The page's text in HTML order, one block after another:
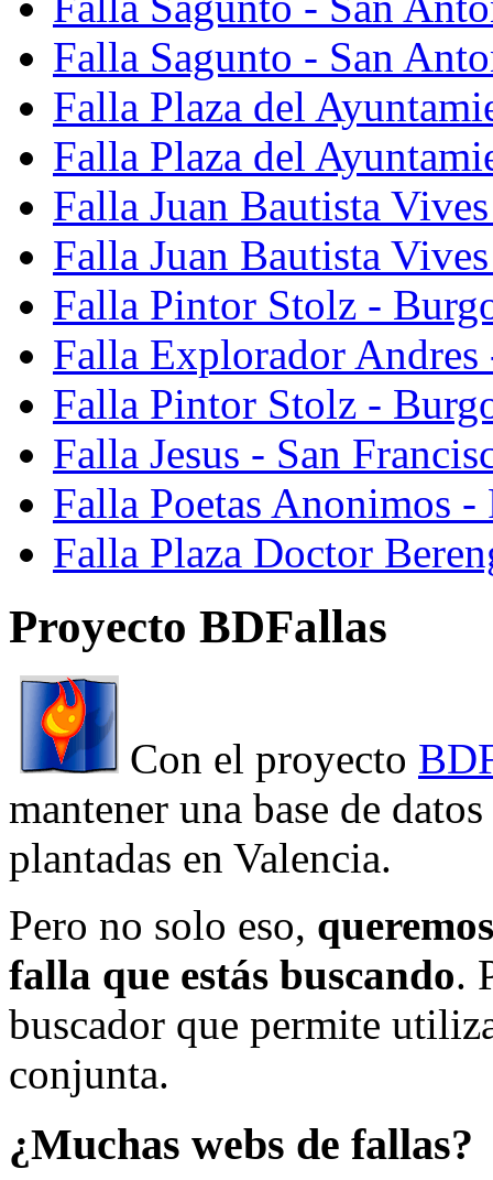
Falla Sagunto - San
Falla Plaza del
Falla Plaza del
Falla Juan Bautista
Falla Juan Bautista
Falla Pintor Stolz -
Falla Explorador Andres
Falla Pintor Stolz -
Falla Jesus - San
Falla Poetas Anonimos
Falla Plaza Doctor
Proyecto BDFallas
Con el proyecto
mantener una base de
plantadas en Valencia.
Pero no solo eso,
falla que estás buscando.
buscador que permite
conjunta.
¿Muchas webs de fallas?